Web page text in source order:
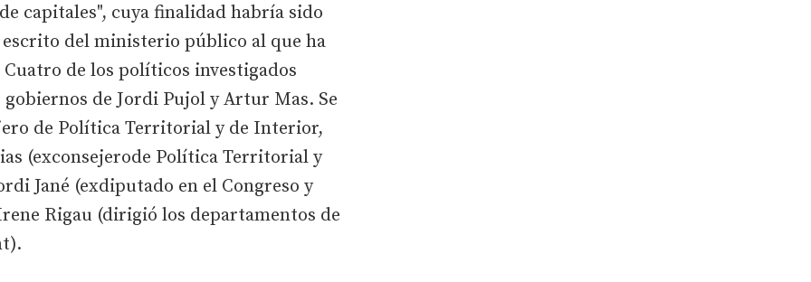
capitales", cuya finalidad habría sido
del ministerio público al que ha
Cuatro de los políticos investigados
de Jordi Pujol y Artur Mas. Se
de Política Territorial y de Interior,
(exconsejerode Política Territorial y
Jané (exdiputado en el Congreso y
Rigau (dirigió los departamentos de